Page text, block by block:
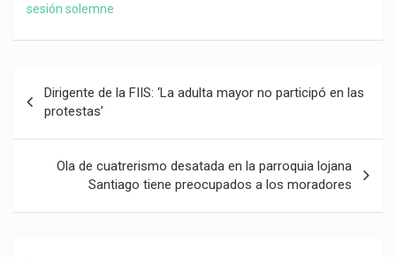
sesión solemne
de
entradas
Dirigente de la FIIS: ‘La adulta mayor no participó en las
protestas’
Ola de cuatrerismo desatada en la parroquia lojana
Santiago tiene preocupados a los moradores